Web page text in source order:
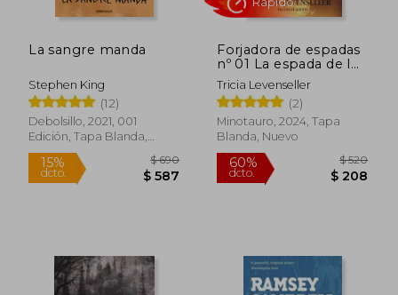
50%
dcto.
50%
dcto.
La sangre manda
Stephen King
(12)
Debolsillo, 2021, 001
Edición, Tapa Blanda,
Nuevo
Forjadora de espadas
nº 01 La espada de los
secretos
Tricia Levenseller
(2)
Minotauro, 2024, Tapa
Blanda, Nuevo